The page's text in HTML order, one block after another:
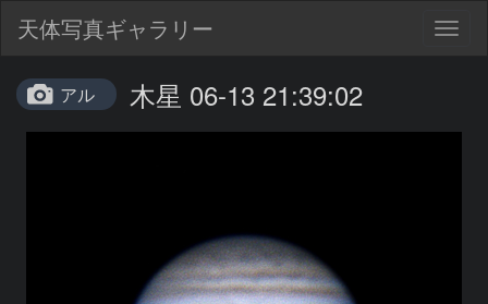
天体写真ギャラリー
アル 木星 06-13 21:39:02